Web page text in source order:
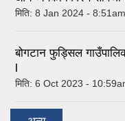
मिति: 8 Jan 2024 - 8:51am
बोगटान फुड्सिल
l
मिति: 6 Oct 2023 -